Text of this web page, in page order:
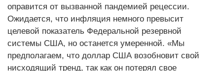
оправится от вызванной пандемией рецессии.
Ожидается, что инфляция немного превысит
целевой показатель Федеральной резервной
системы США, но останется умеренной. «Мы
предполагаем, что доллар США возобновит свой
нисходящий тренд, так как он потерял свое